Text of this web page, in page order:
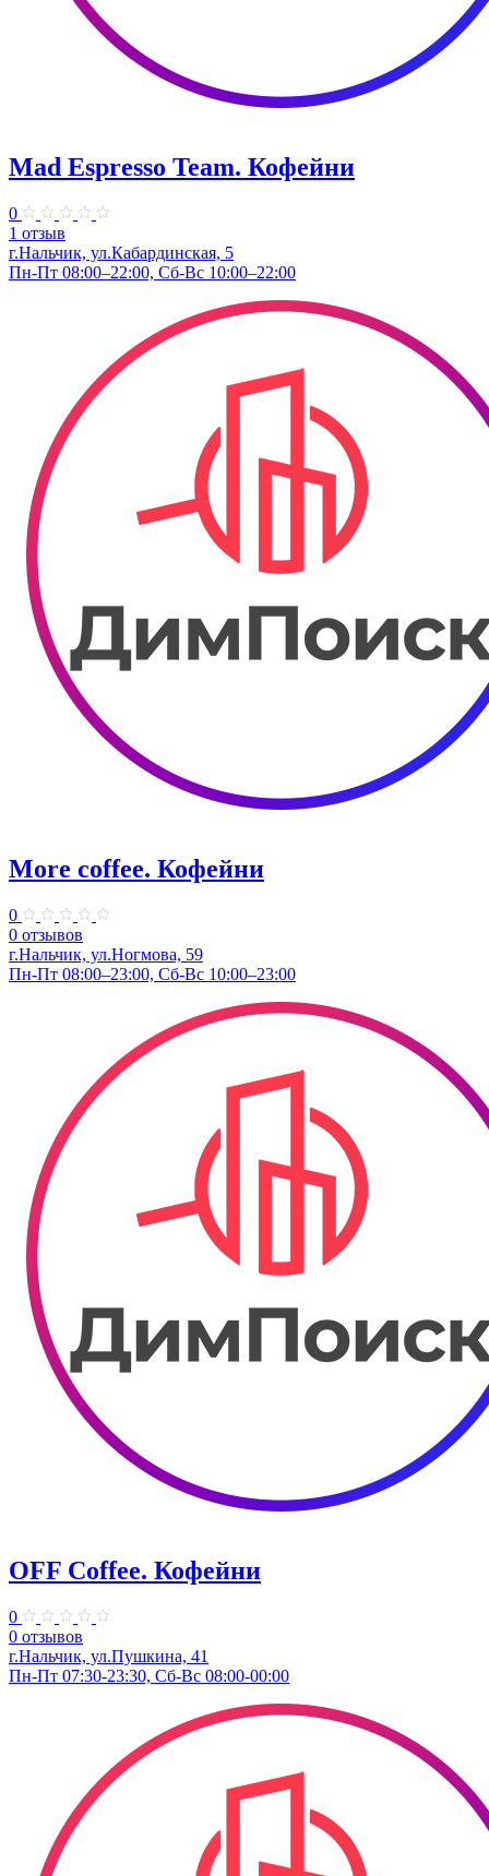
Mad Espresso Team. Кофейни
0
1 отзыв
г.Нальчик, ул.Кабардинская, 5
Пн-Пт 08:00–22:00, Сб-Вс 10:00–22:00
More coffee. Кофейни
0
0 отзывов
г.Нальчик, ул.Ногмова, 59
Пн-Пт 08:00–23:00, Сб-Вс 10:00–23:00
OFF Coffee. Кофейни
0
0 отзывов
г.Нальчик, ул.Пушкина, 41
Пн-Пт 07:30-23:30, Сб-Вс 08:00-00:00